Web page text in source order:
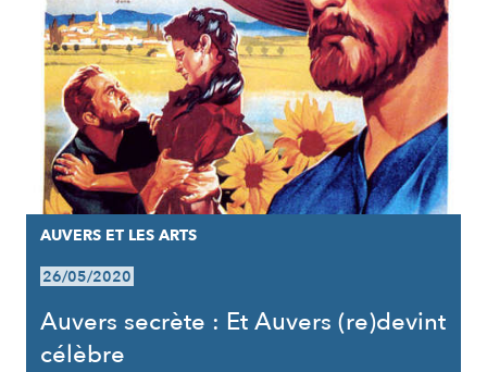
AUVERS ET LES ARTS
26/05/2020
Auvers secrète : Et Auvers (re)devint
célèbre